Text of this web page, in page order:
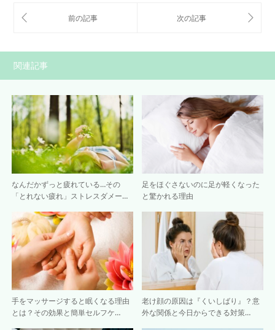
関連記事
なんだかずっと疲れている…その
「とれない疲れ」ストレスダメー…
足をほぐさないのに足が軽くなった
と驚かれる理由
手をマッサージすると眠くなる理由
とは？その効果と簡単セルフケ…
老け顔の原因は『くいしばり』？意
外な関係と今日からできる対策…